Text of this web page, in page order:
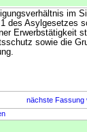
im
des Asylgesetzes
Erwerbstätigkeit
sowie die
nächste Fassung